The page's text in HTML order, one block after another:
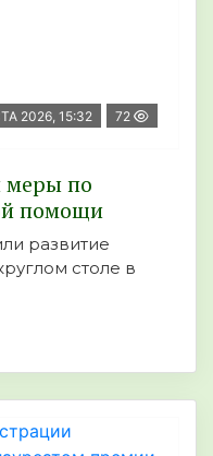
2026, 15:32 72
меры по
помощи
развитие
столе в